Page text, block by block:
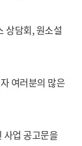
상담회, 원소설
여러분의 많은
사업 공고문을